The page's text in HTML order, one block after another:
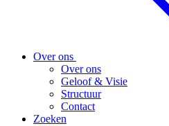
Over ons
Over ons
Geloof & Visie
Structuur
Contact
Zoeken